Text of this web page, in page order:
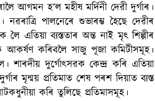
আগমন হ’ল মহীষ মৰ্দিনী দেৱী দুৰ্গাৰ।
পালনেৰে শুভাৰম্ভ হৈছে দেৱীৰ
এতিয়া ব্যস্ততাৰ অন্ত নাই মৃৎ শিল্পীৰ
আকৰ্ষণ কৰিবলৈ সাজু পূজা কমিটীসমূহ।
শাৰদীয় দুৰ্গোৎসৱক কেন্দ্ৰ কৰি এতিয়া
মৃন্ময় প্ৰতিমাত শেষ পৰশ দিয়াত ব্যস্ত
কৰি তুলিছে প্ৰতিমাসমূহ।